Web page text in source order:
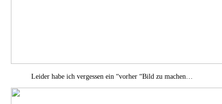
Leider habe ich vergessen ein “vorher “Bild zu machen…